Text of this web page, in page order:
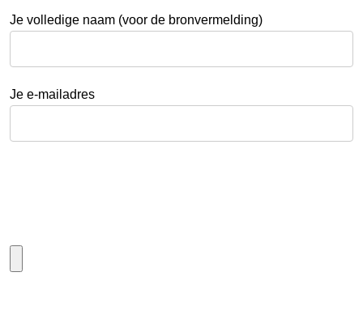
Je volledige naam (voor de bronvermelding)
Je e-mailadres